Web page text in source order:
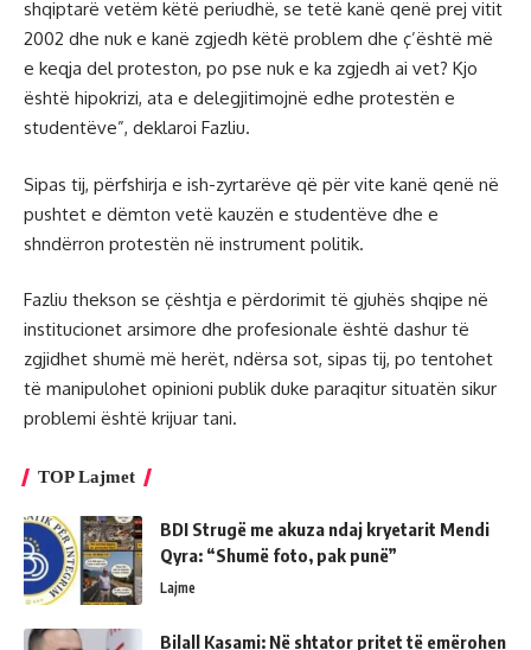
shqiptarë vetëm këtë periudhë, se tetë kanë qenë prej vitit
2002 dhe nuk e kanë zgjedh këtë problem dhe ç’është më
e keqja del proteston, po pse nuk e ka zgjedh ai vet? Kjo
është hipokrizi, ata e delegjitimojnë edhe protestën e
studentëve”, deklaroi Fazliu.
Sipas tij, përfshirja e ish-zyrtarëve që për vite kanë qenë në
pushtet e dëmton vetë kauzën e studentëve dhe e
shndërron protestën në instrument politik.
Fazliu thekson se çështja e përdorimit të gjuhës shqipe në
institucionet arsimore dhe profesionale është dashur të
zgjidhet shumë më herët, ndërsa sot, sipas tij, po tentohet
të manipulohet opinioni publik duke paraqitur situatën sikur
problemi është krijuar tani.
TOP Lajmet
BDI Strugë me akuza ndaj kryetarit Mendi
Qyra: “Shumë foto, pak punë”
Lajme
Bilall Kasami: Në shtator pritet të emërohen